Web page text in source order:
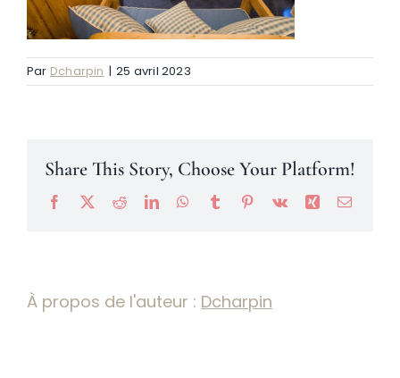
Névache
Par Dcharpin | 25 avril 2023
Share This Story, Choose Your Platform!
Facebook
X RedditLinkedInWhatsApp
TumblrPinterest
Vk Xing Email
À propos de l'auteur : Dcharpin